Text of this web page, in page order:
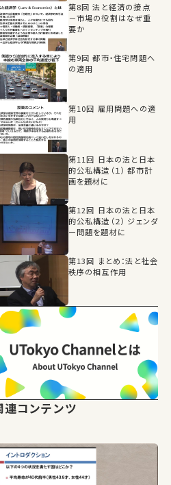
第8回 法と経済の接点
－市場の役割はなぜ重
要か
第9回 都市・住宅問題へ
の適用
第10回 雇用問題への適
用
第11回 日本の法と日本
的公私構造（１） 都市計
画を題材に
第12回 日本の法と日本
的公私構造（２） ジェンダ
ー問題を題材に
第13回 まとめ：法と社会
秩序の相互作用
連コンテンツ